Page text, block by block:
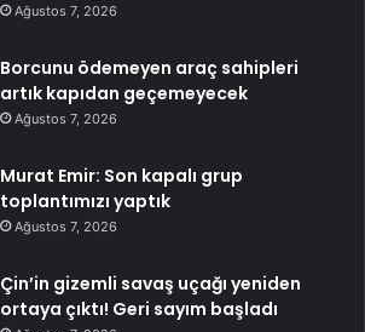
Ağustos 7, 2026
Borcunu ödemeyen araç sahipleri
artık kapıdan geçemeyecek
Ağustos 7, 2026
Murat Emir: Son kapalı grup
toplantımızı yaptık
Ağustos 7, 2026
Çin’in gizemli savaş uçağı yeniden
ortaya çıktı! Geri sayım başladı